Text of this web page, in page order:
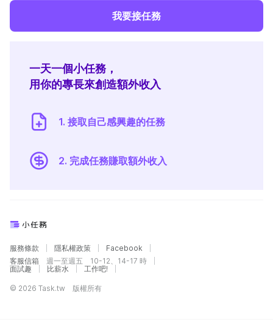
我要接任務
一天一個小任務，
用你的專長來創造額外收入
1. 接取自己感興趣的任務
2. 完成任務賺取額外收入
服務條款 隱私權政策
Facebook
客服信箱
週一至週五 10-12、14-17 時
面試趣
比薪水 工作吧!
© 2026 Task.tw 版權所有